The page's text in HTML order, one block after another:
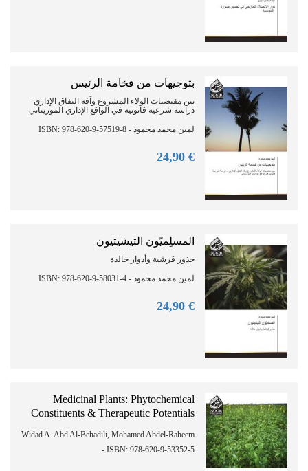
بتوجيهات من فخامة الرئيس
بين مقتضيات الولاء المشروع وآفة النفاق الإداري –
دراسة شرعية قانونية في الواقع الإداري الموريتاني
لمين محمد محمود - ISBN: 978-620-9-57519-8
€ 24,
90
المسلِميّون التيشيتيون
جذور قرشية وأدوار خالدة
لمين محمد محمود - ISBN: 978-620-9-58031-4
€ 24,
90
Medicinal Plants: Phytochemical
Constituents & Therapeutic Potentials
Widad A. Abd Al-Behadili, Mohamed Abdel-Raheem
- ISBN: 978-620-9-53352-5